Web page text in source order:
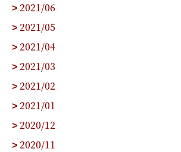
> 2021/06
> 2021/05
> 2021/04
> 2021/03
> 2021/02
> 2021/01
> 2020/12
> 2020/11